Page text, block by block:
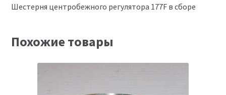
Шестерня центробежного регулятора 177F в сборе
Похожие товары